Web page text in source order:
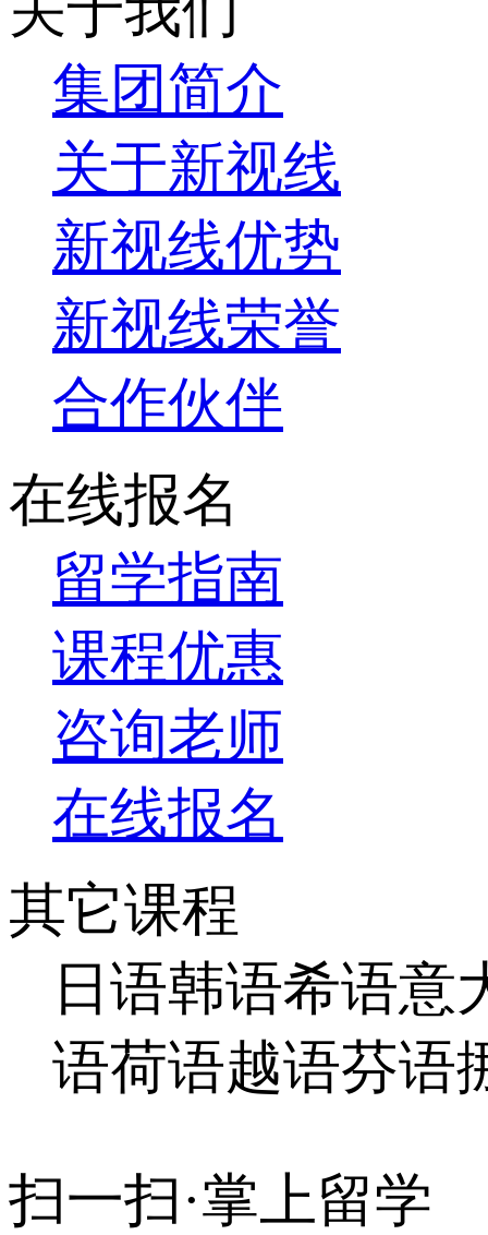
集团简介
关于新视线
新视线优势
新视线荣誉
合作伙伴
在线报名
留学指南
课程优惠
咨询老师
在线报名
其它课程
日语韩语希语意
语荷语越语芬语
扫一扫·掌上留学